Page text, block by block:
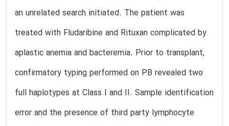
an unrelated search initiated. The patient was
treated with Fludaribine and Rituxan complicated by
aplastic anemia and bacteremia. Prior to transplant,
confirmatory typing performed on PB revealed two
full haplotypes at Class I and II. Sample identification
error and the presence of third party lymphocyte